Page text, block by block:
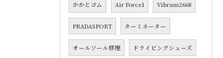
かかとゴム Air Force1 Vibram2668
PRADASPORT ターミネーター
オールソール修理 ドライビングシューズ